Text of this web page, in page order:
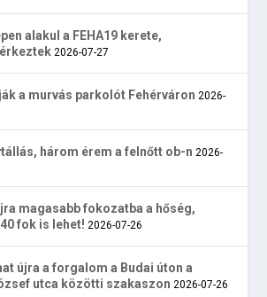
alakul a FEHA19 kerete,
2026-07-27
a murvás parkolót Fehérváron 2026-
három érem a felnőtt ob-n 2026-
magasabb fokozatba a hőség,
fok is lehet! 2026-07-26
újra a forgalom a Budai úton a
utca közötti szakaszon 2026-07-26